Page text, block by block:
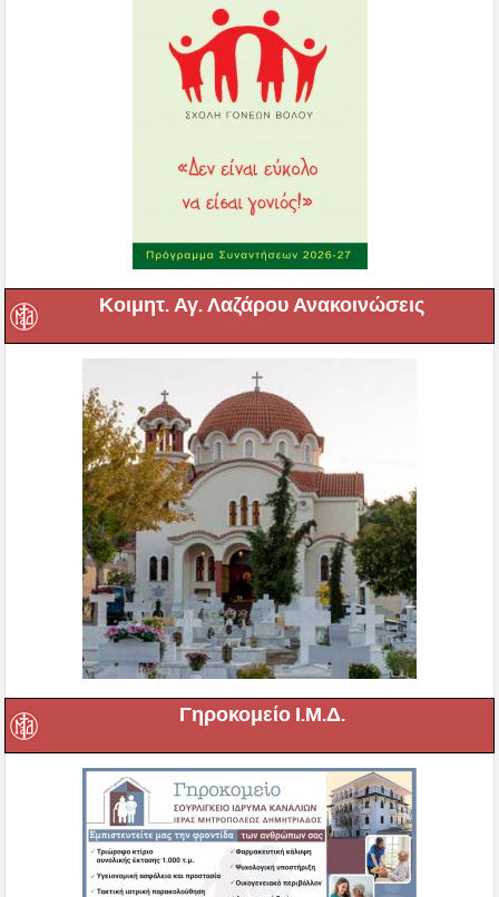
Κοιμητ. Αγ. Λαζάρου Ανακοινώσεις
Γηροκομείο Ι.Μ.Δ.